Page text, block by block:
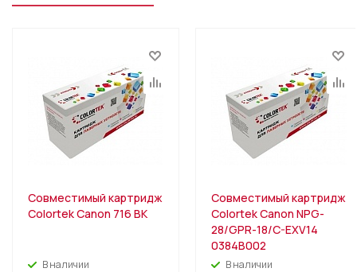
Совместимый картридж
Colortek Canon 716 BK
В наличии
Совместимый картридж
Colortek Canon NPG-
28/GPR-18/C-EXV14
0384B002
В наличии